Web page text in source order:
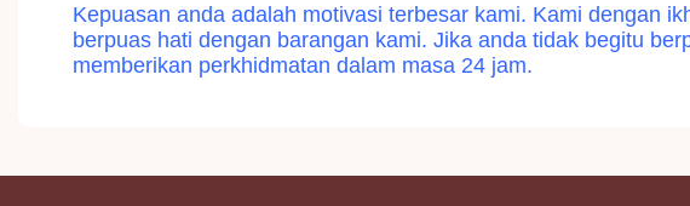
Kepuasan anda adalah motivasi terbesar kami. Kami dengan
berpuas hati dengan barangan kami. Jika anda tidak begitu
memberikan perkhidmatan dalam masa 24 jam.